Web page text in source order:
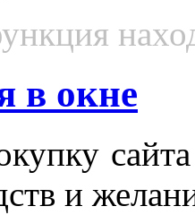
в окне
и